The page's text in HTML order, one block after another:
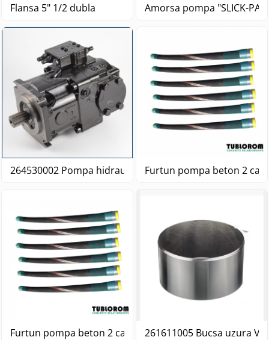
Flansa 5" 1/2 dubla Amorsa pompa "SLICK-
264530002 Pompa
261611005 Bucsa uzura